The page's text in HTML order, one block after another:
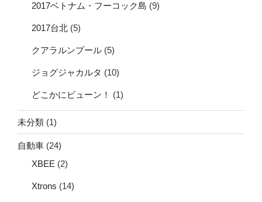
2017ベトナム・フーコック島 (9)
2017台北 (5)
クアラルンプール (5)
ジョグジャカルタ (10)
どこかにビューン！ (1)
未分類 (1)
自動車 (24)
XBEE (2)
Xtrons (14)